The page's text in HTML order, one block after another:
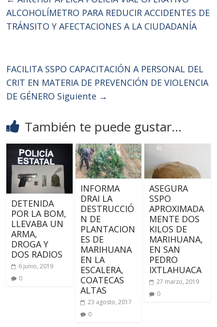
ALCOHOLÍMETRO PARA REDUCIR ACCIDENTES DE
TRÁNSITO Y AFECTACIONES A LA CIUDADANÍA
FACILITA SSPO CAPACITACIÓN A PERSONAL DEL
CRIT EN MATERIA DE PREVENCIÓN DE VIOLENCIA
DE GÉNERO Siguiente →
También te puede gustar...
DETENIDA
POR LA BOM,
LLEVABA UN
ARMA,
DROGA Y
DOS RADIOS
6 junio, 2019
0
INFORMA
DRAI LA
DESTRUCCIÓ
N DE
PLANTACION
ES DE
MARIHUANA
EN LA
ESCALERA,
COATECAS
ALTAS
23 agosto, 2017
0
ASEGURA
SSPO
APROXIMADA
MENTE DOS
KILOS DE
MARIHUANA,
EN SAN
PEDRO
IXTLAHUACA
27 marzo, 2019
0